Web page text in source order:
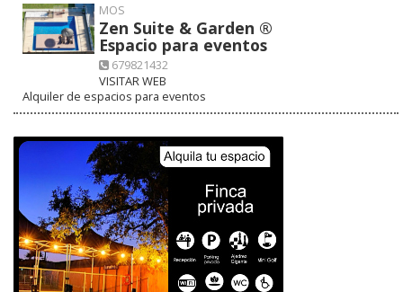
MOS
Zen Suite & Garden ®
Espacio para eventos
679821432
VISITAR WEB
Alquiler de espacios para eventos